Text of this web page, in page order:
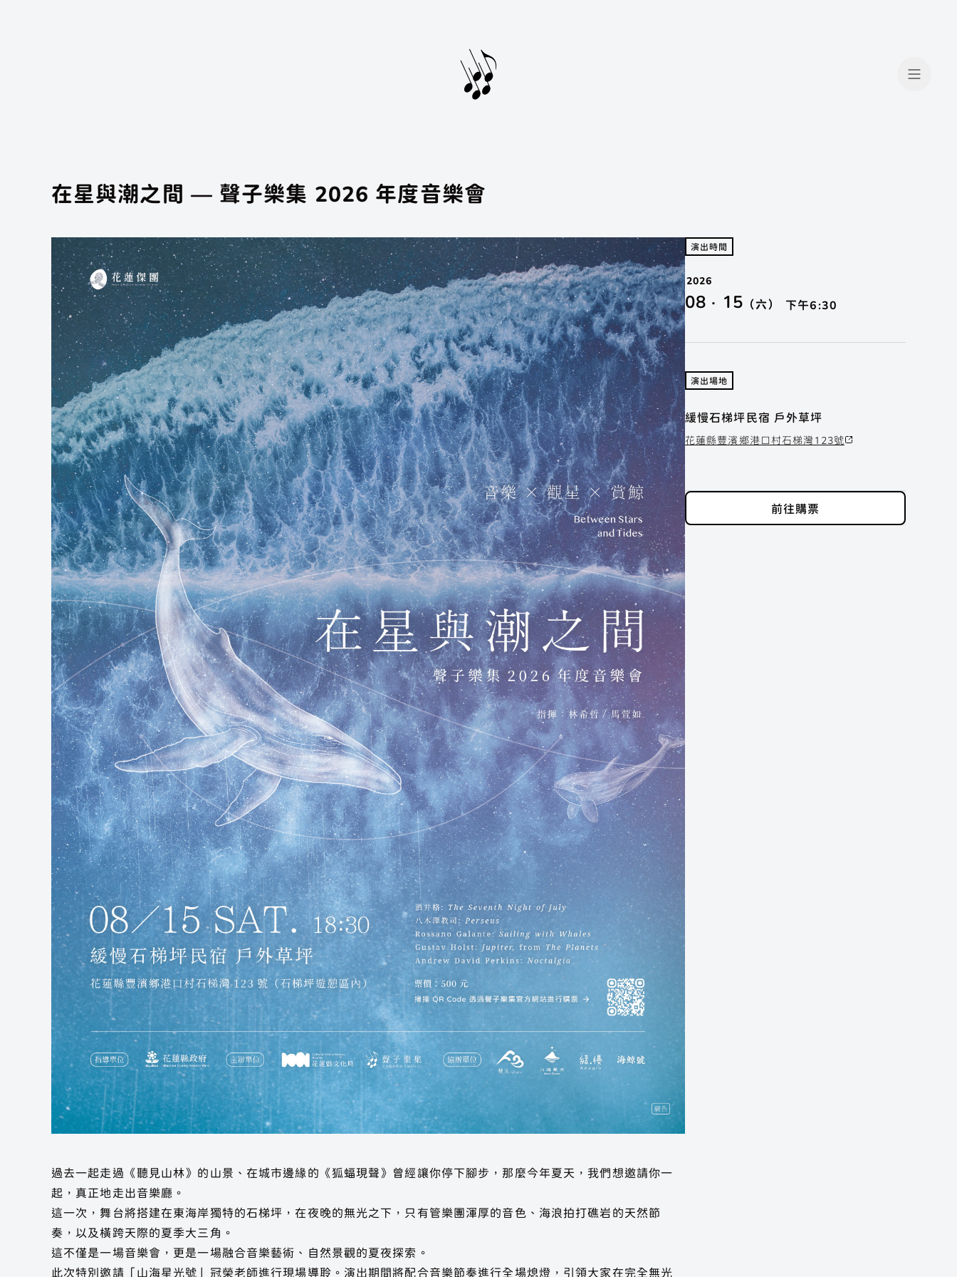
在星與潮之間 — 聲子樂集 2026 年度音樂會
演出時間
2026
08 · 15 （六） 下午6:30
演出場地
緩慢石梯坪民宿 戶外草坪
花蓮縣豐濱鄉港口村石梯灣123號
前往購票
過去一起走過《聽見山林》的山景、在城市邊緣的《狐蝠現聲》曾經讓你停下腳步，那麼今年夏天，我們想邀請你一
起，真正地走出音樂廳。
這一次，舞台將搭建在東海岸獨特的石梯坪，在夜晚的無光之下，只有管樂團渾厚的音色、海浪拍打礁岩的天然節
奏，以及橫跨天際的夏季大三角。
這不僅是一場音樂會，更是一場融合音樂藝術、自然景觀的夏夜探索。
此次特別邀請「山海星光號」冠榮老師進行現場導聆。演出期間將配合音樂節奏進行全場熄燈，引領大家在完全無光
我想找...
場地租借
手工烘豆
展演活動
聲子樂集
Phonon Music
關於聲子
展演活動
歷年製作
合作邀約
聲子藝棧
Phonon Arts
場地列表
練習室租借
移地集訓
聲子咖啡
Phonon Cafe
手工烘豆
聲子樂集 Phonon Music 聲子藝棧 × 聲子咖啡 Instagram
Youtube 聲子樂集 Line 官方帳號 聲子藝棧 Line 官方帳號